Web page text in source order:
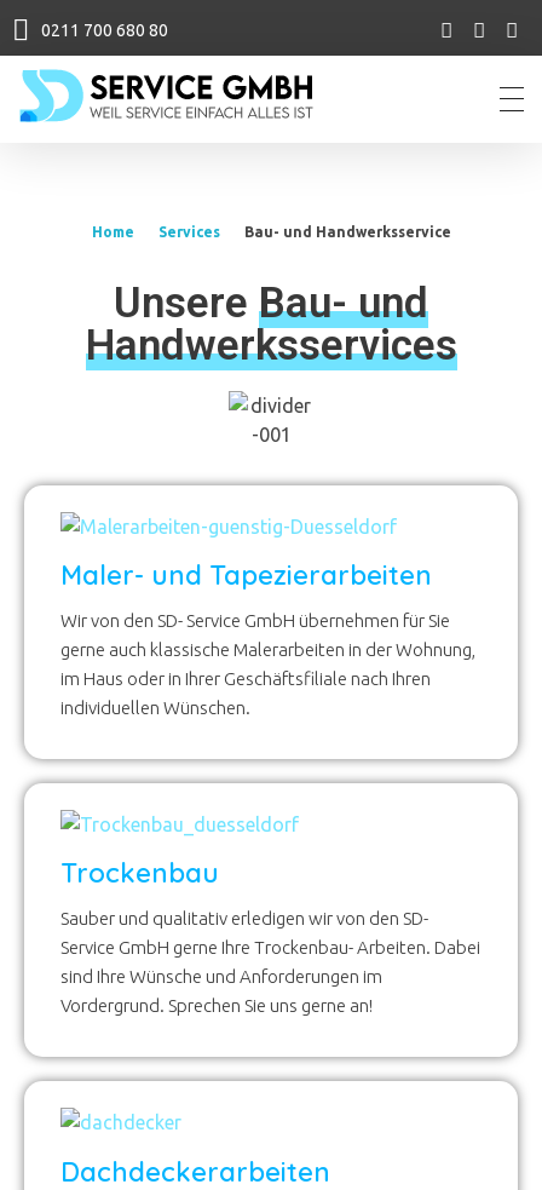
0211 700 680 80
Home Services Bau- und Handwerksservice
Unsere Bau- und
Handwerksservices
Maler- und Tapezierarbeiten
Wir von den SD- Service GmbH übernehmen für Sie
gerne auch klassische Malerarbeiten in der Wohnung,
im Haus oder in Ihrer Geschäftsfiliale nach Ihren
individuellen Wünschen.
Trockenbau
Sauber und qualitativ erledigen wir von den SD-
Service GmbH gerne Ihre Trockenbau- Arbeiten. Dabei
sind Ihre Wünsche und Anforderungen im
Vordergrund. Sprechen Sie uns gerne an!
Dachdeckerarbeiten